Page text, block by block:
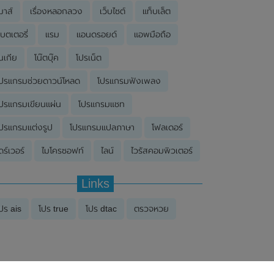
าส์ เรื่องหลอกลวง เว็บไซต์ แท็บเล็ต
ตเตอรี่ แรม แอนดรอยด์ แอพมือถือ
เกีย โน๊ตบุ๊ค โปรเน็ต
รแกรมช่วยดาวน์โหลด โปรแกรมฟังเพลง
รแกรมเขียนแผ่น โปรแกรมแชท
รแกรมแต่งรูป โปรแกรมแปลภาษา โฟลเดอร์
ร์เวอร์ ไมโครซอฟท์ ไลน์ ไวรัสคอมพิวเตอร์
Links
ร ais โปร true โปร dtac ตรวจหวย